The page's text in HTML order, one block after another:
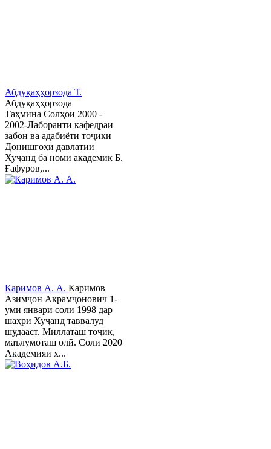
Абдуқаҳҳорзода Т.
Абдуқаҳҳорзода
Таҳмина Солҳои 2000 -
2002-Лаборанти кафедраи
забон ва адабиёти тоҷики
Донишгоҳи давлатии
Хуҷанд ба номи академик Б.
Ғафуров,...
Каримов А. А. Каримов
Азимҷон Акрамҷонович 1-
уми январи соли 1998 дар
шаҳри Хуҷанд таввалуд
шудааст. Миллаташ тоҷик,
маълумоташ олӣ. Соли 2020
Академияи х...